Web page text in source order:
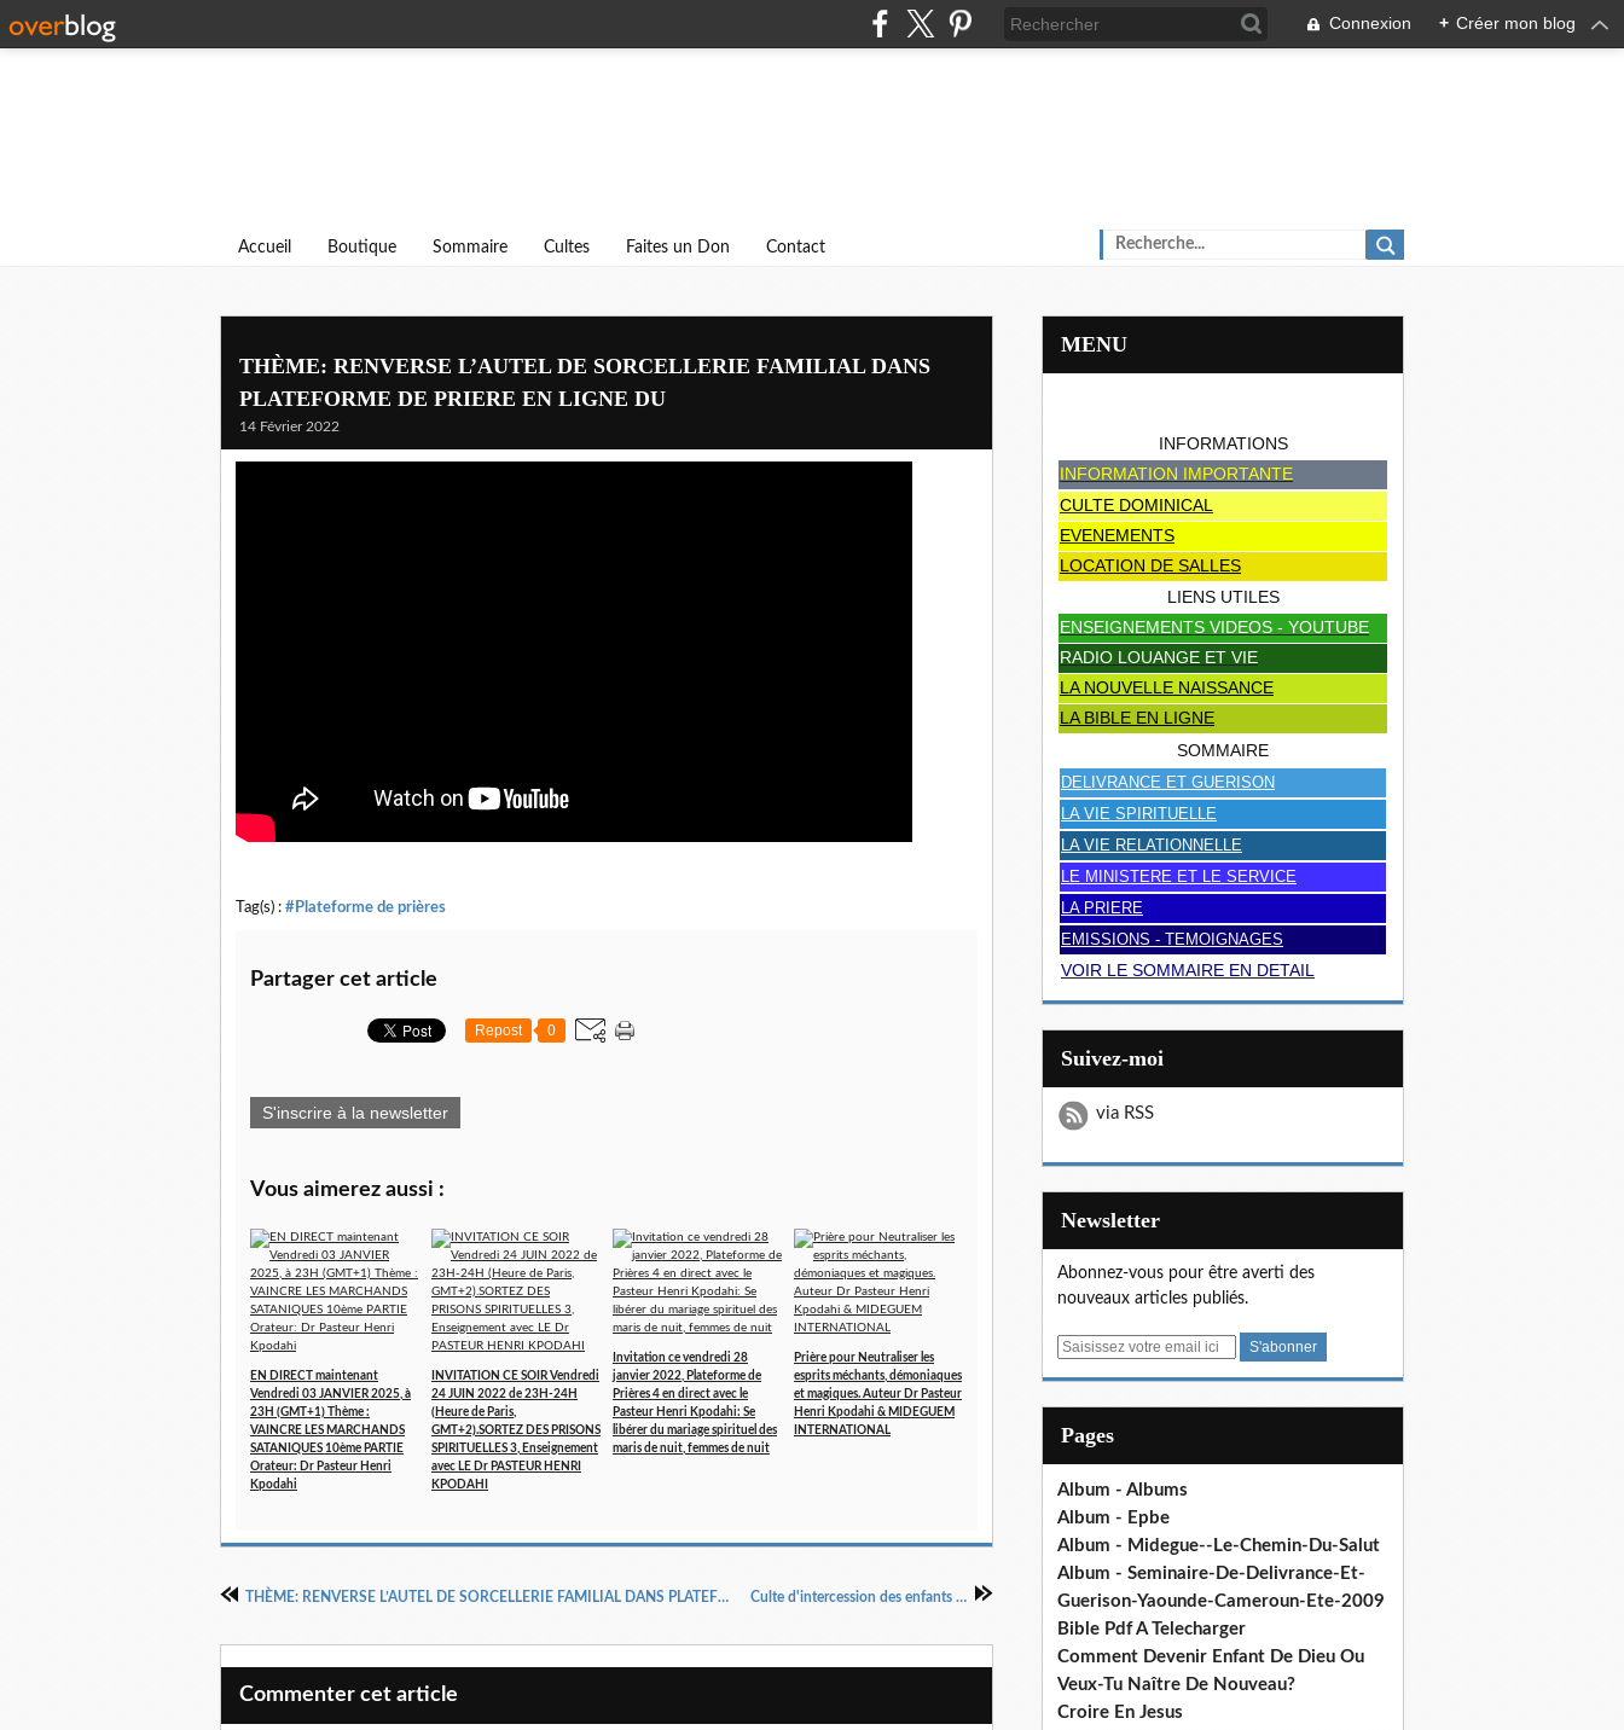
Connexion + Créer mon blog
Accueil Boutique Sommaire Cultes Faites un Don Contact
THÈME: RENVERSE L’AUTEL DE SORCELLERIE FAMILIAL DANS
PLATEFORME DE PRIERE EN LIGNE DU
14 Février 2022
Tag(s) : #Plateforme de prières
Partager cet article
Repost 0
S'inscrire à la newsletter
Vous aimerez aussi :
EN DIRECT maintenant
Vendredi 03 JANVIER 2025, à
23H (GMT+1) Thème :
VAINCRE LES MARCHANDS
SATANIQUES 10ème PARTIE
Orateur: Dr Pasteur Henri
Kpodahi
INVITATION CE SOIR Vendredi
24 JUIN 2022 de 23H-24H
(Heure de Paris,
GMT+2).SORTEZ DES PRISONS
SPIRITUELLES 3, Enseignement
avec LE Dr PASTEUR HENRI
KPODAHI
Invitation ce vendredi 28
janvier 2022, Plateforme de
Prières 4 en direct avec le
Pasteur Henri Kpodahi: Se
libérer du mariage spirituel des
maris de nuit, femmes de nuit
Prière pour Neutraliser les
esprits méchants, démoniaques
et magiques. Auteur Dr Pasteur
Henri Kpodahi & MIDEGUEM
INTERNATIONAL
THÈME: RENVERSE L’AUTEL DE SORCELLERIE FAMILIAL DANS PLATEFORME DE PRIERE EN LIGNE DU Dr Pasteur Henri KPODAHI, Vendredi 11 février à Minuit Culte d'intercession des enfants du 13 février 2022 : Pourquoi des enfants ?
Commenter cet article
MENU
INFORMATIONS
INFORMATION IMPORTANTE
CULTE DOMINICAL
EVENEMENTS
LOCATION DE SALLES
LIENS UTILES
ENSEIGNEMENTS VIDEOS - YOUTUBE
RADIO LOUANGE ET VIE
LA NOUVELLE NAISSANCE
LA BIBLE EN LIGNE
SOMMAIRE
DELIVRANCE ET GUERISON
LA VIE SPIRITUELLE
LA VIE RELATIONNELLE
LE MINISTERE ET LE SERVICE
LA PRIERE
EMISSIONS - TEMOIGNAGES
VOIR LE SOMMAIRE EN DETAIL
Suivez-moi
via RSS
Newsletter
Abonnez-vous pour être averti des
nouveaux articles publiés.
E
Pages
Album - Albums
Album - Epbe
Album - Midegue--Le-Chemin-Du-Salut
Album - Seminaire-De-Delivrance-Et-
Guerison-Yaounde-Cameroun-Ete-2009
Bible Pdf A Telecharger
Comment Devenir Enfant De Dieu Ou
Veux-Tu Naître De Nouveau?
Croire En Jesus